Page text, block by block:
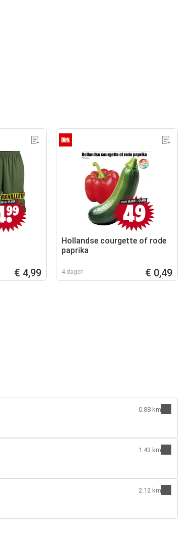
€ 4,99
Hollandse courgette of rode
paprika
4 dagen € 0,49
0.88 km
1.43 km
2.12 km